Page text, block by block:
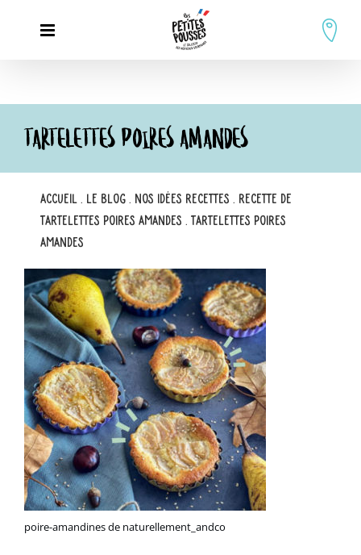
TARTELETTES POIRES AMANDES
Accueil . Le blog . Nos idées recettes . Recette de
Tartelettes Poires Amandes . Tartelettes poires
amandes
poire-amandines de naturellement_andco